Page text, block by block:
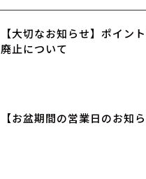
【大切なお知らせ】ポイン
廃止について
【お盆期間の営業日のお知ら